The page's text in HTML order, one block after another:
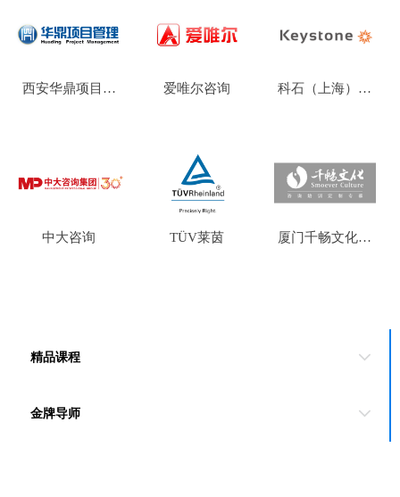
西安华鼎项目管
爱唯尔咨询
科石（上海）企
中大咨询
TÜV莱茵
厦门千畅文化传
精品课程
金牌导师